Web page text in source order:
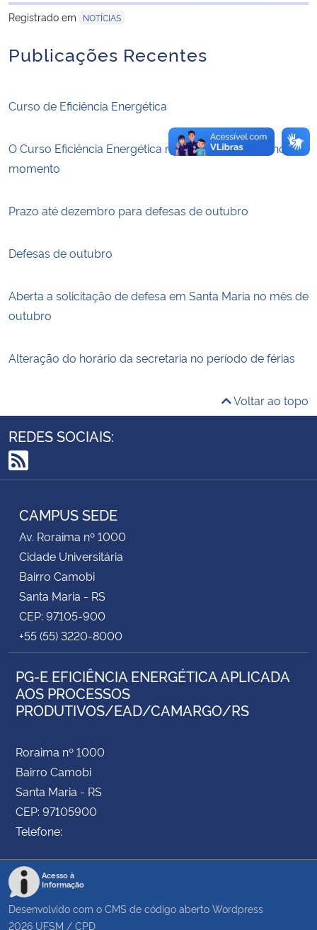
Secretaria de Governo
Registrado em
NOTÍCIAS
Publicações Recentes
Curso de Eficiência Energética
O Curso Eficiência Energética não tem oferta ativa no
momento
Prazo até dezembro para defesas de outubro
Defesas de outubro
Aberta a solicitação de defesa em Santa Maria no mês de
outubro
Alteração do horário da secretaria no período de férias
Voltar ao topo
REDES SOCIAIS:
RSS
CAMPUS SEDE
Av. Roraima nº 1000
Cidade Universitária
Bairro Camobi
Santa Maria - RS
CEP: 97105-900
+55 (55) 3220-8000
PG-E EFICIÊNCIA ENERGÉTICA APLICADA
AOS PROCESSOS
PRODUTIVOS/EAD/CAMARGO/RS
Roraima nº 1000
Bairro Camobi
Santa Maria - RS
CEP: 97105900
Telefone:
Acesso à
Informação
Desenvolvido com o CMS de código aberto Wordpress
2026 UFSM / CPD